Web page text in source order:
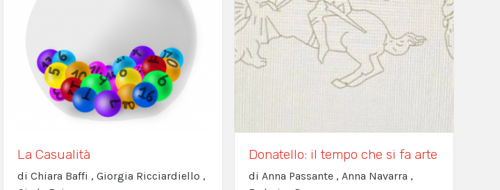
La Casualità
di Chiara Baffi , Giorgia Ricciardiello ,
Donatello: il tempo che si fa arte
di Anna Passante , Anna Navarra ,